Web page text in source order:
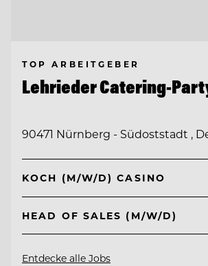
TOP ARBEITGEBER
Lehrieder Catering-
90471 Nürnberg - Südoststadt ,
KOCH (M/W/D) CASINO
HEAD OF SALES (M/W/D)
Entdecke alle Jobs